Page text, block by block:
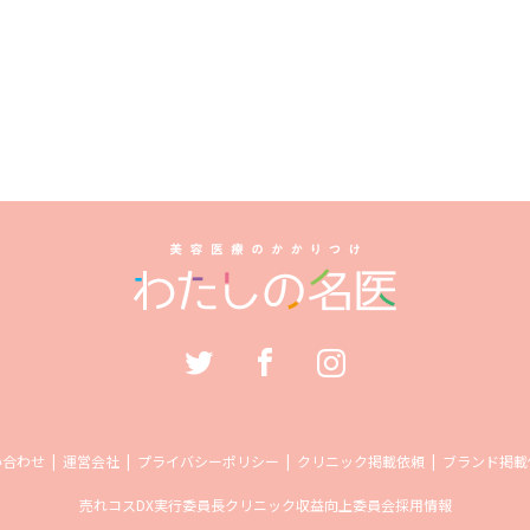
わせ 運営会社 プライバシーポリシー クリニック掲載依頼 ブランド掲
売れコスDX実行委員長クリニック収益向上委員会採用情報